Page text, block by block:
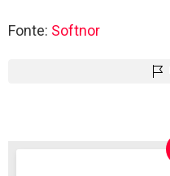
Fonte: Softnor